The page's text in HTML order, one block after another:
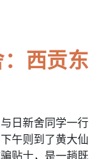
西贡东
日新舍同学一行
午则到了黄大仙
贴士，是一趟既